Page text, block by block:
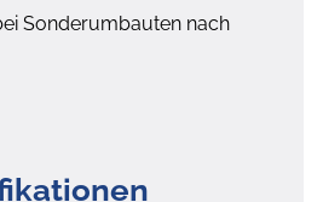
Sonderumbauten nach